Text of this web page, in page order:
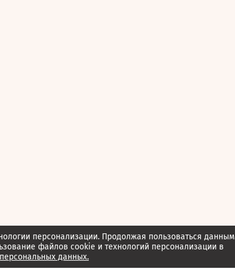
персонализации. Продолжая пользоваться данным
файлов cookie и технологий персонализации в
данных.